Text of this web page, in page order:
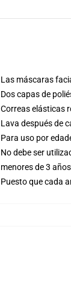
Las máscaras
Dos capas de
Correas elásticas
Lava después de
Para uso por
No debe ser
menores de 3 años
Puesto que cada